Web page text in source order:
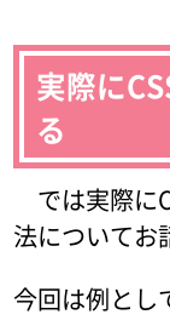
実際に
る
では実際に
法についてお
今回は例とし